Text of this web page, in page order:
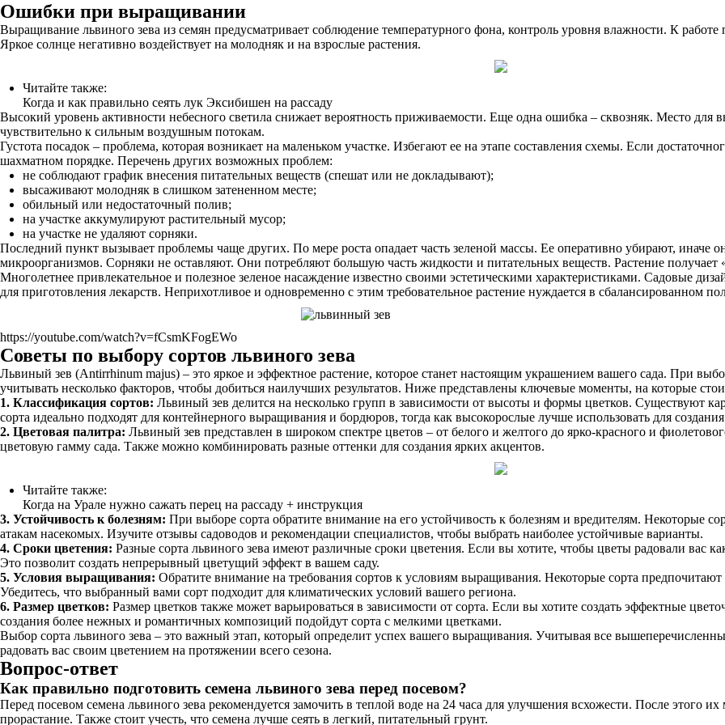
Ошибки при выращивании
Выращивание львиного зева из семян предусматривает соблюдение температурного фона, контроль уровня влажности. К
Яркое солнце негативно воздействует на молодняк и на взрослые растения.
Читайте также:
Когда и как правильно сеять лук Эксибишен на рассаду
Высокий уровень активности небесного светила снижает вероятность приживаемости. Еще одна ошибка – сквозняк. Место для
чувствительно к сильным воздушным потокам.
Густота посадок – проблема, которая возникает на маленьком участке. Избегают ее на этапе составления схемы. Если
шахматном порядке. Перечень других возможных проблем:
не соблюдают график внесения питательных веществ (спешат или не докладывают);
высаживают молодняк в слишком затененном месте;
обильный или недостаточный полив;
на участке аккумулируют растительный мусор;
на участке не удаляют сорняки.
Последний пункт вызывает проблемы чаще других. По мере роста опадает часть зеленой массы. Ее оперативно убирают, иначе
микроорганизмов. Сорняки не оставляют. Они потребляют большую часть жидкости и питательных веществ. Растение получает
Многолетнее привлекательное и полезное зеленое насаждение известно своими эстетическими характеристиками. Садовые
для приготовления лекарств. Неприхотливое и одновременно с этим требовательное растение нуждается в сбалансированном
https://youtube.com/watch?v=fCsmKFogEWo
Советы по выбору сортов львиного зева
Львиный зев (Antirrhinum majus) – это яркое и эффектное растение, которое станет настоящим украшением вашего сада. При
учитывать несколько факторов, чтобы добиться наилучших результатов. Ниже представлены ключевые моменты, на которые
1. Классификация сортов: Львиный зев делится на несколько групп в зависимости от высоты и формы цветков. Существуют
сорта идеально подходят для контейнерного выращивания и бордюров, тогда как высокорослые лучше использовать для
2. Цветовая палитра: Львиный зев представлен в широком спектре цветов – от белого и желтого до ярко-красного и
цветовую гамму сада. Также можно комбинировать разные оттенки для создания ярких акцентов.
Читайте также:
Когда на Урале нужно сажать перец на рассаду + инструкция
3. Устойчивость к болезням: При выборе сорта обратите внимание на его устойчивость к болезням и вредителям. Некоторые
атакам насекомых. Изучите отзывы садоводов и рекомендации специалистов, чтобы выбрать наиболее устойчивые варианты.
4. Сроки цветения: Разные сорта львиного зева имеют различные сроки цветения. Если вы хотите, чтобы цветы радовали вас
Это позволит создать непрерывный цветущий эффект в вашем саду.
5. Условия выращивания: Обратите внимание на требования сортов к условиям выращивания. Некоторые сорта
Убедитесь, что выбранный вами сорт подходит для климатических условий вашего региона.
6. Размер цветков: Размер цветков также может варьироваться в зависимости от сорта. Если вы хотите создать эффектные
создания более нежных и романтичных композиций подойдут сорта с мелкими цветками.
Выбор сорта львиного зева – это важный этап, который определит успех вашего выращивания. Учитывая все
радовать вас своим цветением на протяжении всего сезона.
Вопрос-ответ
Как правильно подготовить семена львиного зева перед посевом?
Перед посевом семена львиного зева рекомендуется замочить в теплой воде на 24 часа для улучшения всхожести. После этого
прорастание. Также стоит учесть, что семена лучше сеять в легкий, питательный грунт.